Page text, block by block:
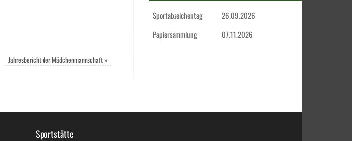
Jahresbericht der Mädchenmannschaft»
Sportabzeichentag
26.09.2026
Papiersammlung
07.11.2026
Sportstätte